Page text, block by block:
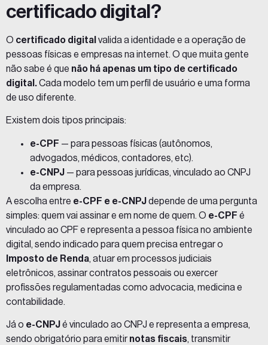
certificado digital?
O certificado digital valida a identidade e a operação de
pessoas físicas e empresas na internet. O que muita gente
não sabe é que não há apenas um tipo de certificado
digital.Cada modelo tem um perfil de usuário e uma forma
de uso diferente.
Existem dois tipos principais:
e-CPF — para pessoas físicas (autônomos,
advogados, médicos, contadores, etc).
e-CNPJ — para pessoas jurídicas, vinculado ao CNPJ
da empresa.
A escolha entre e-CPF e e-CNPJdepende de uma pergunta
simples: quem vai assinar e em nome de quem. O e-CPF é
vinculado ao CPF e representa a pessoa física no ambiente
digital, sendo indicado para quem precisa entregar o
Imposto de Renda, atuar em processos judiciais
eletrônicos, assinar contratos pessoais ou exercer
profissões regulamentadas como advocacia, medicina e
contabilidade.
Já o e-CNPJé vinculado ao CNPJ e representa a empresa,
sendo obrigatório para emitir notas fiscais, transmitir